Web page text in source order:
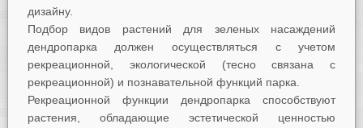
дизайну.
Подбор видов растений для зеленых насаждений
дендропарка должен осуществляться с учетом
рекреационной, экологической (тесно связана с
рекреационной) и познавательной функций парка.
Рекреационной функции дендропарка способствуют
растения, обладающие эстетической ценностью